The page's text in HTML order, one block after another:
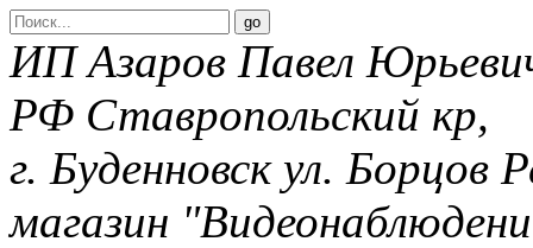
ИП Азаров Павел
РФ Ставропольский кр,
г. Буденновск ул. Борцов
магазин